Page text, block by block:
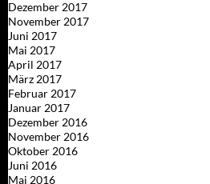
Dezember 2017
November 2017
Juni 2017
Mai 2017
April 2017
März 2017
Februar 2017
Januar 2017
Dezember 2016
November 2016
Oktober 2016
Juni 2016
Mai 2016